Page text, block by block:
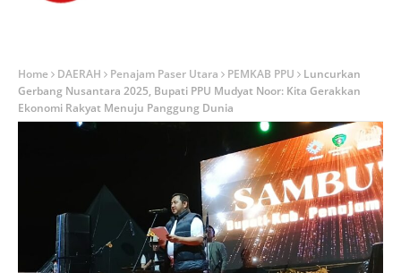
Home DAERAH Penajam Paser Utara PEMKAB PPU
Luncurkan
Gerbang Nusantara 2025, Bupati PPU Mudyat Noor: Kita Gerakkan
Ekonomi Rakyat Menuju Panggung Dunia